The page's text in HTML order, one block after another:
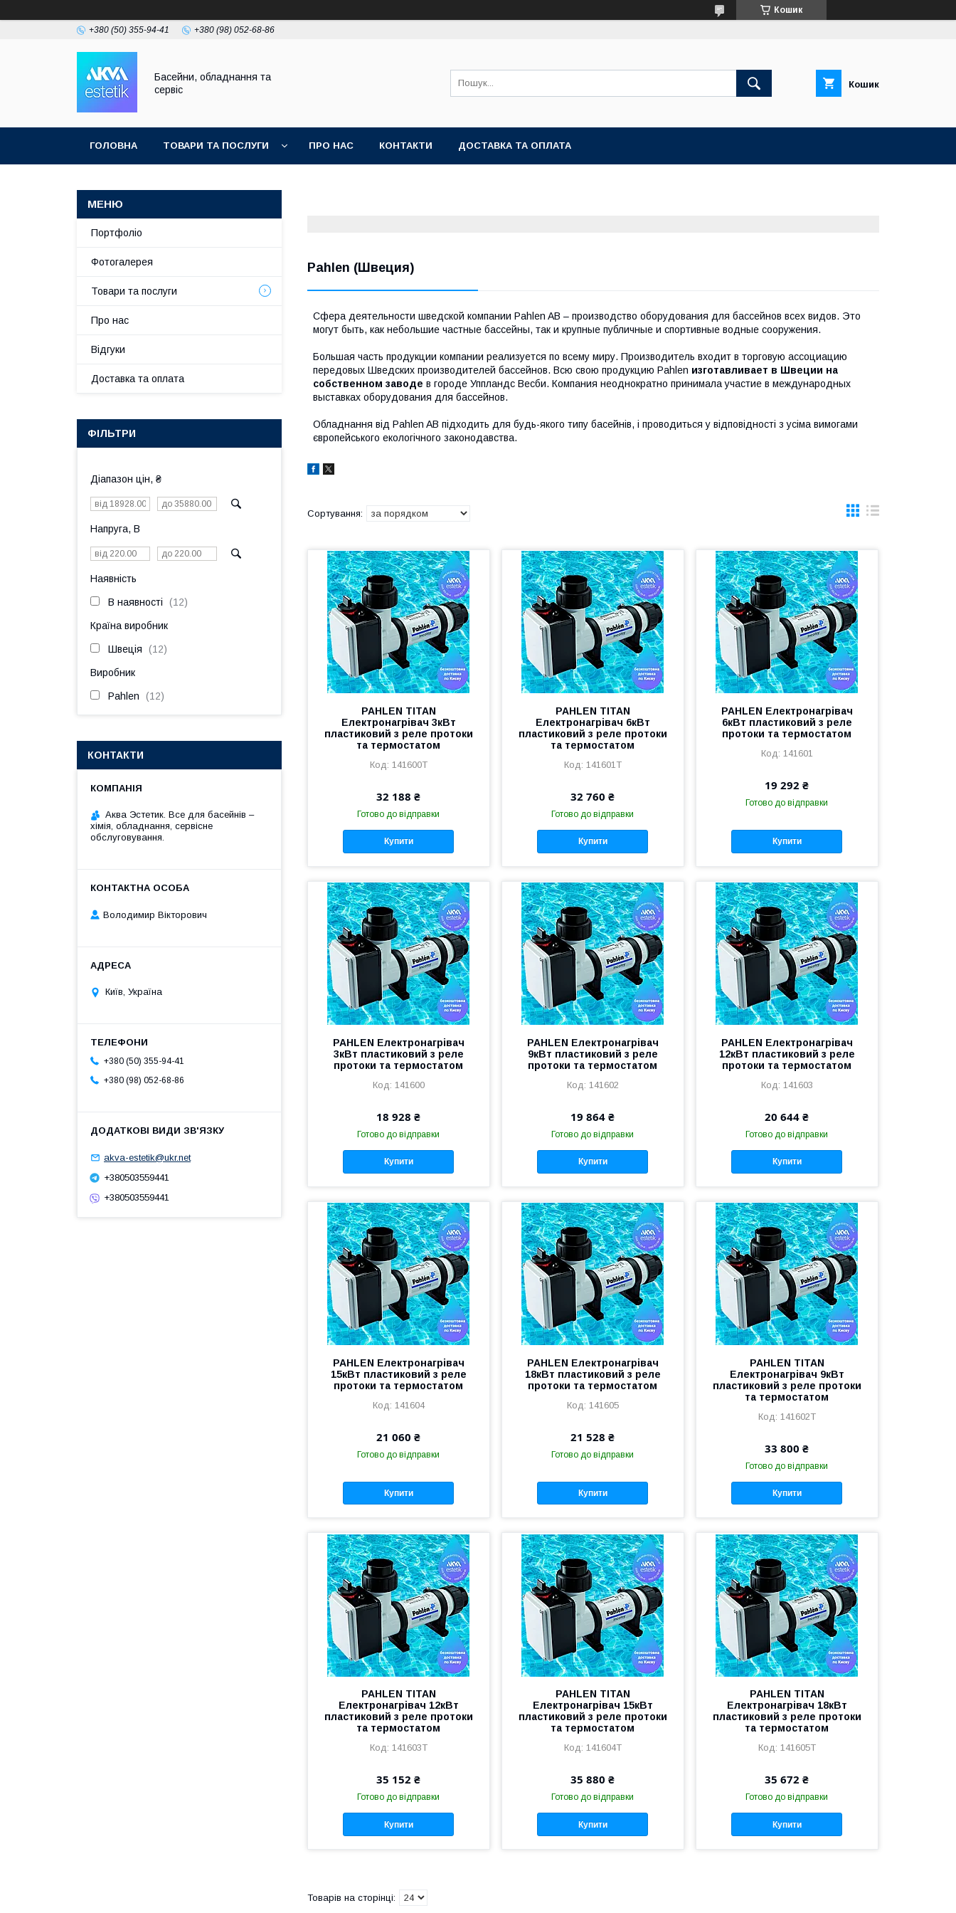
Кошик
+380 (50) 355-94-41 +380 (98) 052-68-86
Басейни, обладнання та
сервіс
Кошик
ГОЛОВНА ТОВАРИ ТА ПОСЛУГИ ПРО НАС КОНТАКТИ ДОСТАВКА ТА ОПЛАТА
Pahlen (Швеция)
Сфера деятельности шведской компании Pahlen AB – производство оборудования для бассейнов всех видов. Это
могут быть, как небольшие частные бассейны, так и крупные публичные и спортивные водные сооружения.
Большая часть продукции компании реализуется по всему миру. Производитель входит в торговую ассоциацию
передовых Шведских производителей бассейнов. Всю свою продукцию Pahlen изготавливает в Швеции на
собственном заводе в городе Уппландс Весби. Компания неоднократно принимала участие в международных
выставках оборудования для бассейнов.
Обладнання від Pahlen AB підходить для будь-якого типу басейнів, і проводиться у відповідності з усіма вимогами
європейського екологічного законодавства.
PAHLEN TITAN
Електронагрівач 3кВт
пластиковий з реле протоки
та термостатом
141600Т
32 188 ₴
Готово до відправки
Купити
PAHLEN TITAN
Електронагрівач 6кВт
пластиковий з реле протоки
та термостатом
141601Т
32 760 ₴
Готово до відправки
Купити
PAHLEN Електронагрівач
6кВт пластиковий з реле
протоки та термостатом
141601
19 292 ₴
Готово до відправки
Купити
PAHLEN Електронагрівач
3кВт пластиковий з реле
протоки та термостатом
141600
18 928 ₴
Готово до відправки
Купити
PAHLEN Електронагрівач
9кВт пластиковий з реле
протоки та термостатом
141602
19 864 ₴
Готово до відправки
Купити
PAHLEN Електронагрівач
12кВт пластиковий з реле
протоки та термостатом
141603
20 644 ₴
Готово до відправки
Купити
PAHLEN Електронагрівач
15кВт пластиковий з реле
протоки та термостатом
141604
21 060 ₴
Готово до відправки
Купити
PAHLEN Електронагрівач
18кВт пластиковий з реле
протоки та термостатом
141605
21 528 ₴
Готово до відправки
Купити
PAHLEN TITAN
Електронагрівач 9кВт
пластиковий з реле протоки
та термостатом
141602Т
33 800 ₴
Готово до відправки
Купити
PAHLEN TITAN
Електронагрівач 12кВт
пластиковий з реле протоки
та термостатом
141603Т
35 152 ₴
Готово до відправки
Купити
PAHLEN TITAN
Електронагрівач 15кВт
пластиковий з реле протоки
та термостатом
141604Т
35 880 ₴
Готово до відправки
Купити
PAHLEN TITAN
Електронагрівач 18кВт
пластиковий з реле протоки
та термостатом
141605Т
35 672 ₴
Готово до відправки
Купити
Портфоліо
Фотогалерея
Товари та послуги
Про нас
Відгуки
Доставка та оплата
ФІЛЬТРИ
Діапазон цін, ₴
Напруга, В
Наявність
В наявності 12
Країна виробник
Швеція 12
Виробник
Pahlen 12
КОНТАКТИ
Аква Эстетик. Все для басейнів –
хімія, обладнання, сервісне
обслуговування.
Володимир Вікторович
Київ, Україна
+380 (50) 355-94-41
+380 (98) 052-68-86
akva-estetik@ukr.net
+380503559441
+380503559441